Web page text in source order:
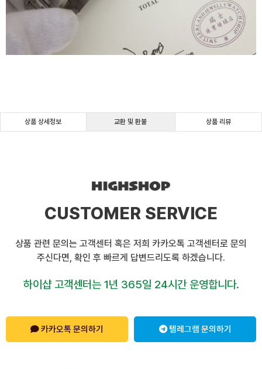
상품 상세정보 교환 및 환불 상품 리뷰
CUSTOMER SERVICE
상품 관련 문의는 고객센터 혹은 저희 카카오톡 고객센터로 문의
주신다면, 확인 후 빠르게 답변드리도록 하겠습니다.
하이샵 고객센터는 1년 365일 24시간 운영합니다.
카카오톡 문의하기 텔레그램 문의하기